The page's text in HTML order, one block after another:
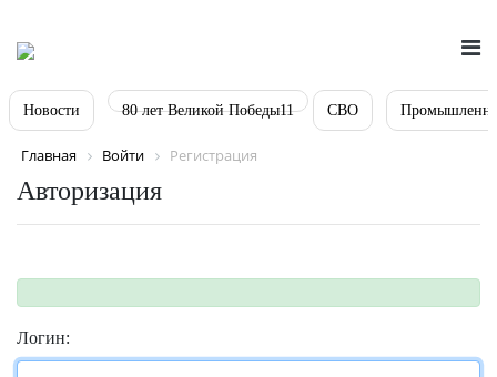
Новости 80 лет Великой Победы11 СВО
Главная Войти Регистрация
Авторизация
Логин: